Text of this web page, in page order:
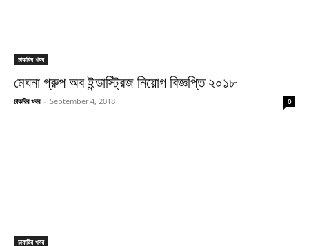
চাকরির খবর
মেঘনা গ্রুপ অব ইন্ডাস্ট্রিজ নিয়োগ বিজ্ঞপ্তি ২০১৮
চাকরির খবর - September 4, 2018 0
চাকরির খবর